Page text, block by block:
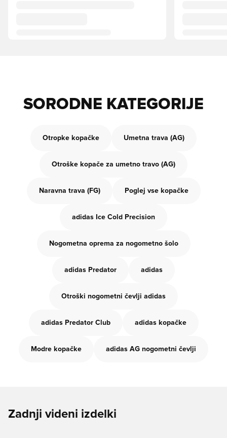
SORODNE KATEGORIJE
Otropke kopačke Umetna trava (AG)
Otroške kopače za umetno travo (AG)
Naravna trava (FG) Poglej vse kopačke
adidas Ice Cold Precision
Nogometna oprema za nogometno šolo
adidas Predator adidas
Otroški nogometni čevlji adidas
adidas Predator Club adidas kopačke
Modre kopačke adidas AG nogometni čevlji
Zadnji videni izdelki